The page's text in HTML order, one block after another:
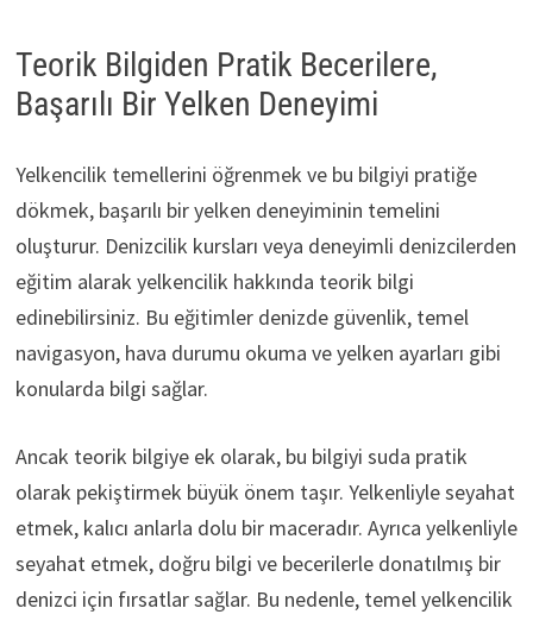
Teorik Bilgiden Pratik Becerilere,
Başarılı Bir Yelken Deneyimi
Yelkencilik temellerini öğrenmek ve bu bilgiyi pratiğe
dökmek, başarılı bir yelken deneyiminin temelini
oluşturur. Denizcilik kursları veya deneyimli denizcilerden
eğitim alarak yelkencilik hakkında teorik bilgi
edinebilirsiniz. Bu eğitimler denizde güvenlik, temel
navigasyon, hava durumu okuma ve yelken ayarları gibi
konularda bilgi sağlar.
Ancak teorik bilgiye ek olarak, bu bilgiyi suda pratik
olarak pekiştirmek büyük önem taşır. Yelkenliyle seyahat
etmek, kalıcı anlarla dolu bir maceradır. Ayrıca yelkenliyle
seyahat etmek, doğru bilgi ve becerilerle donatılmış bir
denizci için fırsatlar sağlar. Bu nedenle, temel yelkencilik